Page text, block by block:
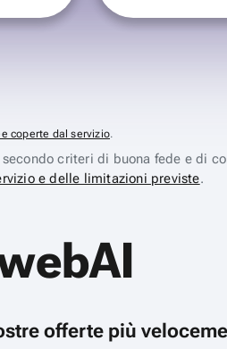
coperte dal servizio.
criteri di buona fede e di
e delle limitazioni previste.
offerte più